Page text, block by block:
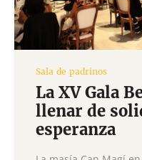
Sala de padrinos
La XV Gala
llenar de
esperanza